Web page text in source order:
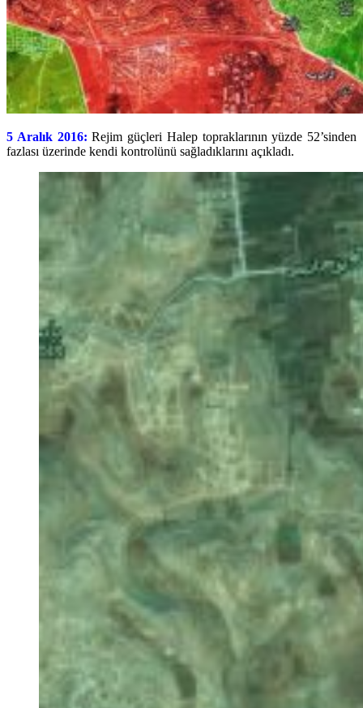
5 Aralık 2016: Rejim güçleri Halep topraklarının yüzde 52’sinden
fazlası üzerinde kendi kontrolünü sağladıklarını açıkladı.